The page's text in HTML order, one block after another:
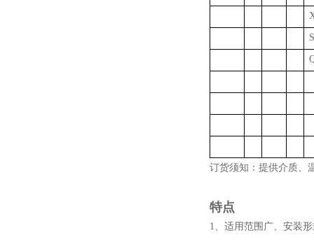
S
订货须知：提供介质、
特点
1、适用范围广、安装